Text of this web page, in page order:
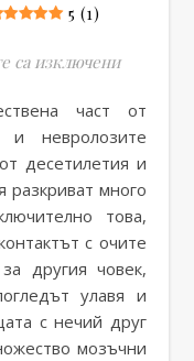
5 (1)
са изключениза Защо
и невролозите
десетилетия и
разкриват много
това,
с очите
другия човек,
улавя и
с нечий друг
мозъчни